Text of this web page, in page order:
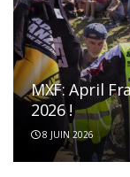
MXF: April
2026 !
8 JUIN 2026